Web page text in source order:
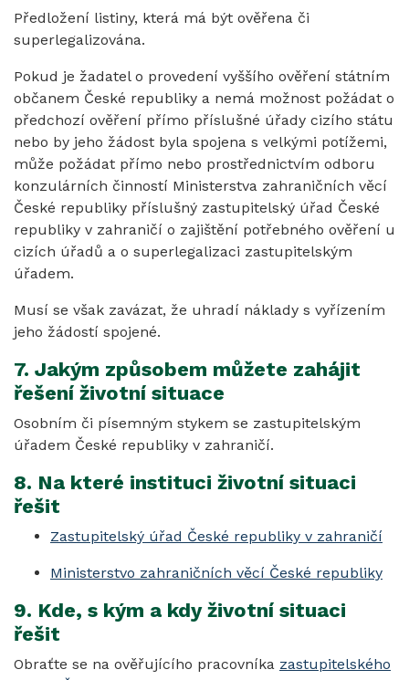
Předložení listiny, která má být ověřena či
superlegalizována.
Pokud je žadatel o provedení vyššího ověření státním
občanem České republiky a nemá možnost požádat o
předchozí ověření přímo příslušné úřady cizího státu
nebo by jeho žádost byla spojena s velkými potížemi,
může požádat přímo nebo prostřednictvím odboru
konzulárních činností Ministerstva zahraničních věcí
České republiky příslušný zastupitelský úřad České
republiky v zahraničí o zajištění potřebného ověření u
cizích úřadů a o superlegalizaci zastupitelským
úřadem.
Musí se však zavázat, že uhradí náklady s vyřízením
jeho žádostí spojené.
7. Jakým způsobem můžete zahájit
řešení životní situace
Osobním či písemným stykem se zastupitelským
úřadem České republiky v zahraničí.
8. Na které instituci životní situaci
řešit
Zastupitelský úřad České republiky v zahraničí
Ministerstvo zahraničních věcí České republiky
9. Kde, s kým a kdy životní situaci
řešit
Obraťte se na ověřujícího pracovníka zastupitelského